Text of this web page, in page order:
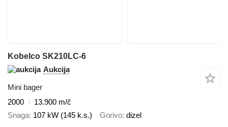
Kobelco SK210LC-6
Aukcija
Mini bager
2000
13.900 m/č
Snaga 107 kW (145 k.s.) Gorivo dizel